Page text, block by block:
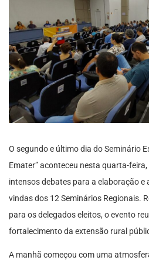
O segundo e último dia do Seminário
Emater” aconteceu nesta quarta-
intensos debates para a elaboração
vindas dos 12 Seminários Regionais.
para os delegados eleitos, o evento
fortalecimento da extensão rural
A manhã começou com uma